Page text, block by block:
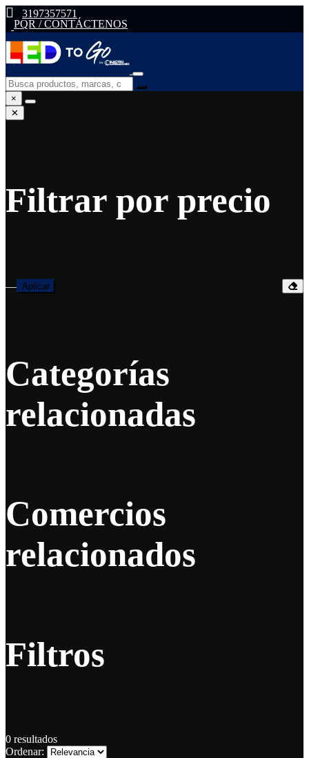
3197357571
PQR / CONTÁCTENOS
×
✕
Filtrar por precio
— Aplicar
Categorías
relacionadas
Comercios
relacionados
Filtros
0 resultados
Ordenar: